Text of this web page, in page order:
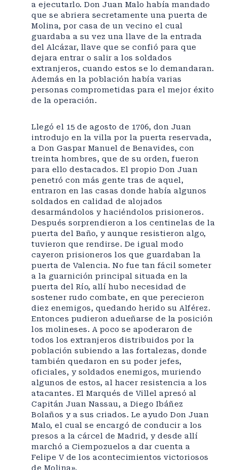
a ejecutarlo. Don Juan Malo había mandado
que se abriera secretamente una puerta de
Molina, por casa de un vecino el cual
guardaba a su vez una llave de la entrada
del Alcázar, llave que se confió para que
dejara entrar o salir a los soldados
extranjeros, cuando estos se lo demandaran.
Además en la población había varias
personas comprometidas para el mejor éxito
de la operación.
Llegó el 15 de agosto de 1706, don Juan
introdujo en la villa por la puerta reservada,
a Don Gaspar Manuel de Benavides, con
treinta hombres, que de su orden, fueron
para ello destacados. El propio Don Juan
penetró con más gente tras de aquel,
entraron en las casas donde había algunos
soldados en calidad de alojados
desarmándolos y haciéndolos prisioneros.
Después sorprendieron a los centinelas de la
puerta del Baño, y aunque resistieron algo,
tuvieron que rendirse. De igual modo
cayeron prisioneros los que guardaban la
puerta de Valencia. No fue tan fácil someter
a la guarnición principal situada en la
puerta del Río, allí hubo necesidad de
sostener rudo combate, en que perecieron
diez enemigos, quedando herido su Alférez.
Entonces pudieron adueñarse de la posición
los molineses. A poco se apoderaron de
todos los extranjeros distribuidos por la
población subiendo a las fortalezas, donde
también quedaron en su poder jefes,
oficiales, y soldados enemigos, muriendo
algunos de estos, al hacer resistencia a los
atacantes. El Marqués de Villel apresó al
Capitán Juan Nassau, a Diego Ibáñez
Bolaños y a sus criados. Le ayudo Don Juan
Malo, el cual se encargó de conducir a los
presos a la cárcel de Madrid, y desde allí
marchó a Ciempozuelos a dar cuenta a
Felipe V de los acontecimientos victoriosos
de Molina».